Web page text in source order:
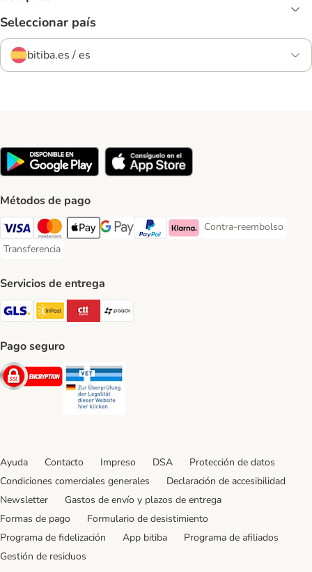
Seleccionar país
bitiba.es / es
Métodos de pago
Visa Payment Method
Mastercard Payment Method
Apple Pay Payment Method
Google Pay Payment Method
PayPal Payment Method
Klarna Payment Method
Contra-reembolso
Contra-reembolso
Transferencia
Transferencia Payment Method
Servicios de entrega
GLS Shipping Method
InPost Shipping Method
CTTExpress Shipping Method
paack Shipping Method
Pago seguro
Security
Ayuda Contacto Impreso DSA
Protección de datos
Condiciones comerciales generales
Declaración de accesibilidad
Newsletter
Gastos de envío y plazos de entrega
Formas de pago
Formulario de desistimiento
Programa de fidelización
App bitiba
Programa de afiliados
Gestión de residuos